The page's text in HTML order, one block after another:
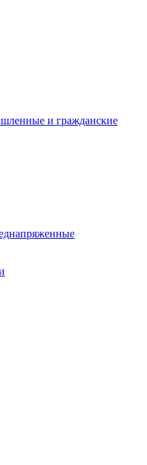
и гражданские